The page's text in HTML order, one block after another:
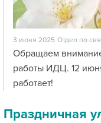
3 июня 2025 Отдел по
Обращаем
работы ИДЦ. 12
работает!
Праздничная